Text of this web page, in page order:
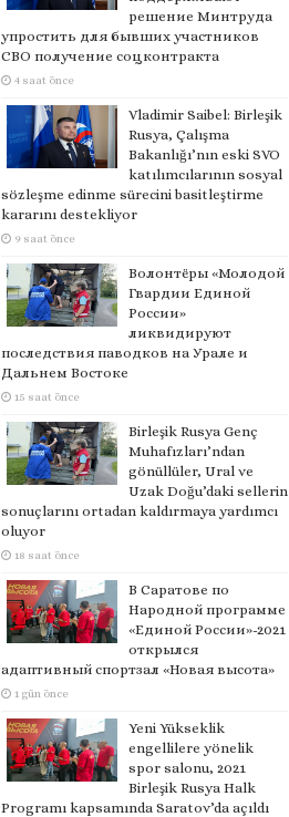
решение Минтруда
упростить для бывших участников
СВО получение соцконтракта
4 saat önce
Vladimir Saibel: Birleşik
Rusya, Çalışma
Bakanlığı’nın eski SVO
katılımcılarının sosyal
sözleşme edinme sürecini basitleştirme
kararını destekliyor
9 saat önce
Волонтёры «Молодой
Гвардии Единой
России»
ликвидируют
последствия паводков на Урале и
Дальнем Востоке
15 saat önce
Birleşik Rusya Genç
Muhafızları’ndan
gönüllüler, Ural ve
Uzak Doğu’daki sellerin
sonuçlarını ortadan kaldırmaya yardımcı
oluyor
18 saat önce
В Саратове по
Народной программе
«Единой России»-2021
открылся
адаптивный спортзал «Новая высота»
1 gün önce
Yeni Yükseklik
engellilere yönelik
spor salonu, 2021
Birleşik Rusya Halk
Programı kapsamında Saratov’da açıldı